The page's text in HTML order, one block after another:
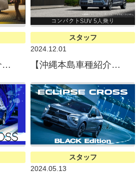
【沖縄本島車種紹介】TOYOTA Alphard（トヨタ アルファード）
スタッフ
2024.12.01
【沖縄本島車種紹介】Hyundai KONA（ヒョンデKONA）
スタッフ
2024.05.13